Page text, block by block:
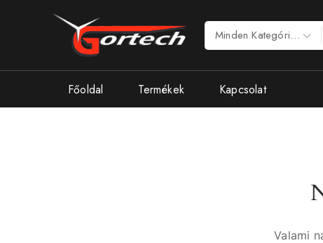
Főoldal Termékek Kapcsolat
Valami